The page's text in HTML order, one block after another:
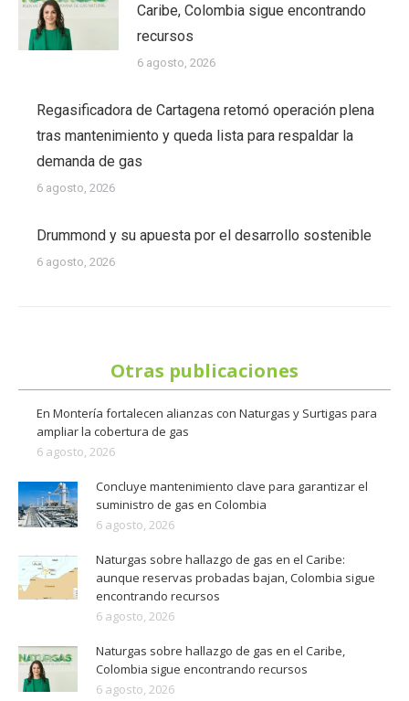
Caribe, Colombia sigue encontrando
recursos
6 agosto, 2026
Regasificadora de Cartagena retomó operación plena
tras mantenimiento y queda lista para respaldar la
demanda de gas
6 agosto, 2026
Drummond y su apuesta por el desarrollo sostenible
6 agosto, 2026
Otras publicaciones
En Montería fortalecen alianzas con Naturgas y Surtigas para
ampliar la cobertura de gas
6 agosto, 2026
Concluye mantenimiento clave para garantizar el
suministro de gas en Colombia
6 agosto, 2026
Naturgas sobre hallazgo de gas en el Caribe:
aunque reservas probadas bajan, Colombia sigue
encontrando recursos
6 agosto, 2026
Naturgas sobre hallazgo de gas en el Caribe,
Colombia sigue encontrando recursos
6 agosto, 2026